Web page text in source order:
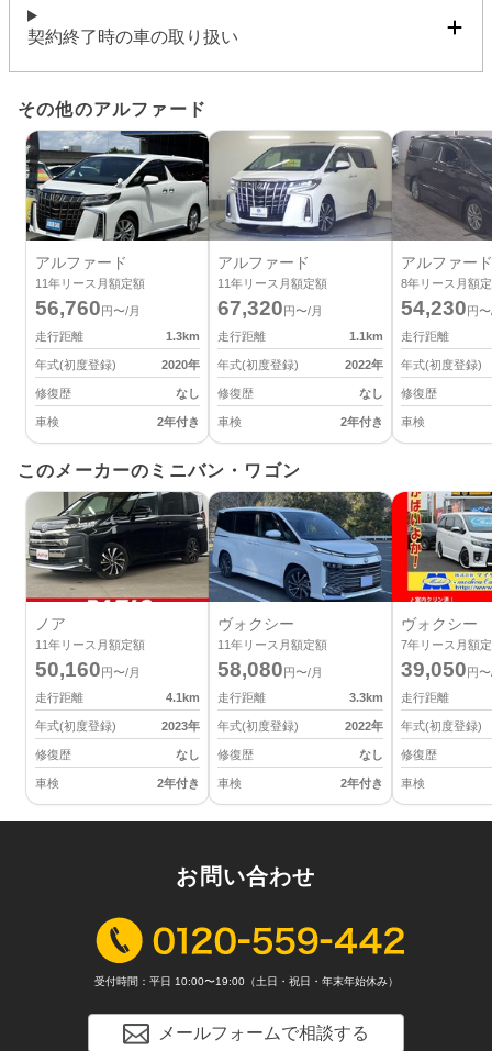
契約終了時の車の取り扱い
その他のアルファード
アルファード
11年リース月額定額
56,760円〜/月
走行距離
1.3km
年式(初度登録) 2020年
修復歴 なし
車検 2年付き
アルファード
11年リース月額定額
67,320円〜/月
走行距離
1.1km
年式(初度登録) 2022年
修復歴 なし
車検 2年付き
アルファード
8年リース月額
54,230円
走行距離
年式(初度登録)
修復歴
車検
このメーカーのミニバン・ワゴン
ノア
11年リース月額定額
50,160円〜/月
走行距離
4.1km
年式(初度登録) 2023年
修復歴 なし
車検 2年付き
ヴォクシー
11年リース月額定額
58,080円〜/月
走行距離
3.3km
年式(初度登録) 2022年
修復歴 なし
車検 2年付き
ヴォクシー
7年リース月額
39,050円
走行距離
年式(初度登録)
修復歴
車検
お問い合わせ
受付時間：平日 10:00〜19:00（土日・祝日・年末年始休み）
メールフォームで相談する